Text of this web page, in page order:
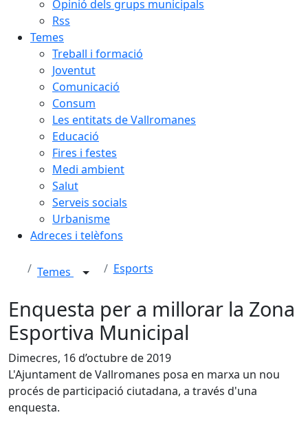
Opinió dels grups municipals
Rss
Temes
Treball i formació
Joventut
Comunicació
Consum
Les entitats de Vallromanes
Educació
Fires i festes
Medi ambient
Salut
Serveis socials
Urbanisme
Adreces i telèfons
Temes Esports
Enquesta per a millorar la Zona
Esportiva Municipal
Dimecres, 16 d’octubre de 2019
L'Ajuntament de Vallromanes posa en marxa un nou
procés de participació ciutadana, a través d'una
enquesta.